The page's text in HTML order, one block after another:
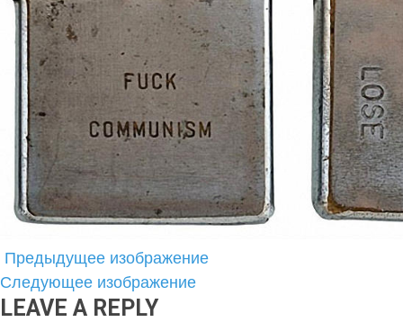
Предыдущее изображение
Следующее изображение
LEAVE A REPLY